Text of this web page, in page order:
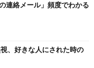
連絡メール」頻度でわかる
、好きな人にされた時の